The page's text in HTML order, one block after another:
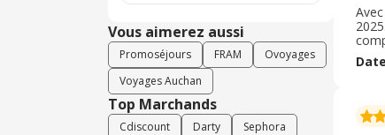
Vous aimerez aussi
Promoséjours FRAM
Ovoyages
Voyages Auchan
Top Marchands
Cdiscount Darty
Sephora
un